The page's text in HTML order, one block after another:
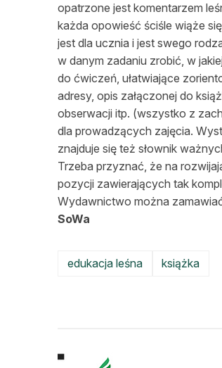
opatrzone jest komentarzem
każda opowieść ściśle wiąże
jest dla ucznia i jest swego
w danym zadaniu zrobić, w
do ćwiczeń, ułatwiające
adresy, opis załączonej do
obserwacji itp. (wszystko z
dla prowadzących zajęcia.
znajduje się też słownik
Trzeba przyznać, że na
pozycji zawierających tak
Wydawnictwo można
SoWa
edukacja leśna książka